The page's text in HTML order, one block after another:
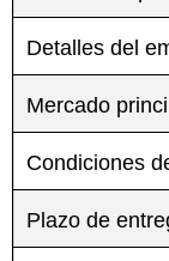
Detalles del
Mercado
Condiciones
Plazo de